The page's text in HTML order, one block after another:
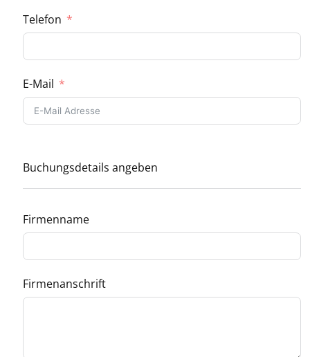
Telefon
E-Mail
Buchungsdetails angeben
Firmenname
Firmenanschrift